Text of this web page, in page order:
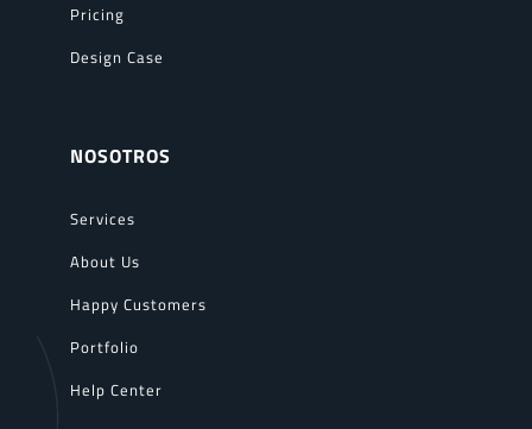
Pricing
Design Case
NOSOTROS
Services
About Us
Happy Customers
Portfolio
Help Center